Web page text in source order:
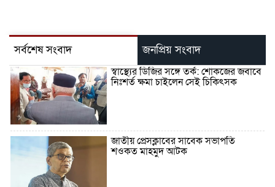
সর্বশেষ সংবাদ জনপ্রিয় সংবাদ
স্বাস্থ্যের ডিজির সঙ্গে তর্ক: শোকজের জবাবে
নিঃশর্ত ক্ষমা চাইলেন সেই চিকিৎসক
জাতীয় প্রেসক্লাবের সাবেক সভাপতি
শওকত মাহমুদ আটক